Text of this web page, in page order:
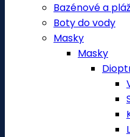
Bazénové a
Boty do vody
Masky
Masky